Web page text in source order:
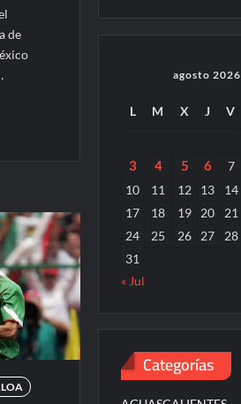
de
agosto 2026
L M X J V
3
4 5 6 7
10
11 12 13 14
17
18 19 20 21
24
25 26 27 28
31
« Jul
Categorías